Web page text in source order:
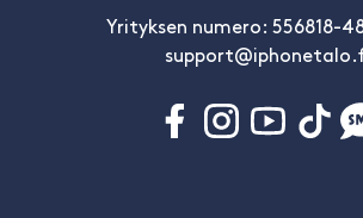
Yrityksen numero: 556818-